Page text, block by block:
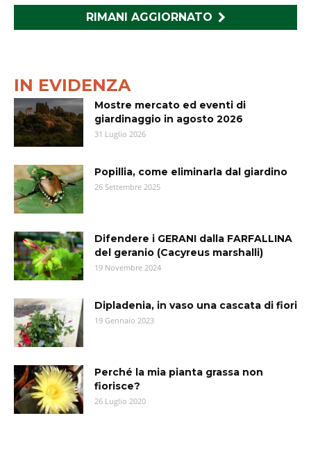
RIMANI AGGIORNATO
IN EVIDENZA
Mostre mercato ed eventi di
giardinaggio in agosto 2026
31 Luglio 2026
Popillia, come eliminarla dal giardino
26 Settembre 2025
Difendere i GERANI dalla FARFALLINA
del geranio (Cacyreus marshalli)
19 Novembre 2024
Dipladenia, in vaso una cascata di fiori
19 Gennaio 2023
Perché la mia pianta grassa non
fiorisce?
26 Luglio 2020